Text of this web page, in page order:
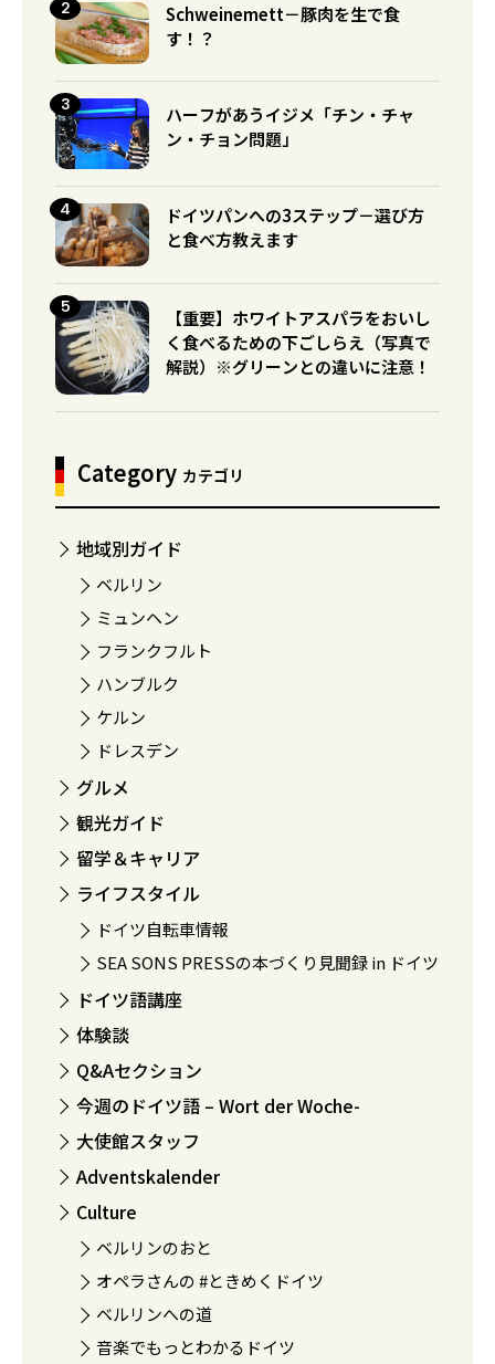
Schweinemett－豚肉を生で食
す！？
ハーフがあうイジメ「チン・チャ
ン・チョン問題」
ドイツパンへの3ステップ－選び方
と食べ方教えます
【重要】ホワイトアスパラをおいし
く食べるための下ごしらえ（写真で
解説）※グリーンとの違いに注意！
Category カテゴリ
地域別ガイド
ベルリン
ミュンヘン
フランクフルト
ハンブルク
ケルン
ドレスデン
グルメ
観光ガイド
留学＆キャリア
ライフスタイル
ドイツ自転車情報
SEA SONS PRESSの本づくり見聞録 in ドイツ
ドイツ語講座
体験談
Q&Aセクション
今週のドイツ語 – Wort der Woche-
大使館スタッフ
Adventskalender
Culture
ベルリンのおと
オペラさんの #ときめくドイツ
ベルリンへの道
音楽でもっとわかるドイツ